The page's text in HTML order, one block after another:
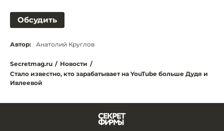
Обсудить
Автор: Анатолий Круглов
Secretmag.ru / Новости /
Стало известно, кто зарабатывает на YouTube больше Дудя и
Ивлеевой